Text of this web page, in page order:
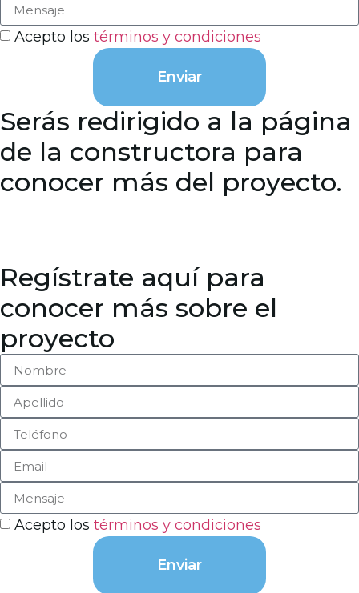
Acepto los términos y condiciones
Enviar
Serás redirigido a la página
de la constructora para
conocer más del proyecto.
Regístrate aquí para
conocer más sobre el
proyecto
Acepto los términos y condiciones
Enviar